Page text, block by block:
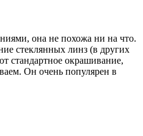
она не похожа ни на что.
стеклянных линз (в других
стандартное окрашивание,
Он очень популярен в